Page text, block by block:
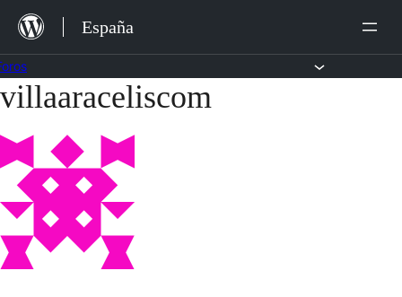
Saltar
contenido
España
Saltar
contenido
villaaraceliscom